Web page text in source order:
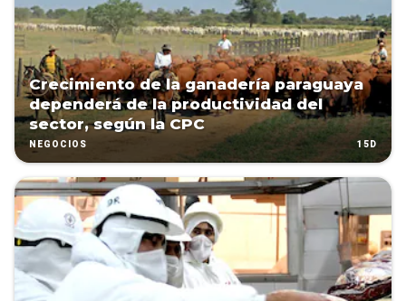
Crecimiento de la ganadería paraguaya
dependerá de la productividad del
sector, según la CPC
NEGOCIOS 15D